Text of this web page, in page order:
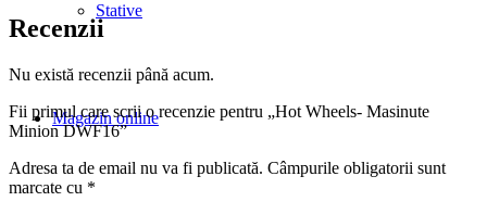
Stative
Magazin online
Recenzii
Nu există recenzii până acum.
Fii primul care scrii o recenzie pentru „Hot Wheels- Masinute
Minion DWF16”
Adresa ta de email nu va fi publicată. Câmpurile obligatorii sunt
marcate cu *